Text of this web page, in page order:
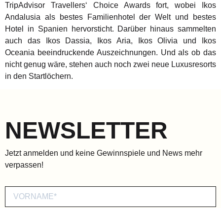
TripAdvisor Travellers‘ Choice Awards fort, wobei Ikos
Andalusia als bestes Familienhotel der Welt und bestes
Hotel in Spanien hervorsticht. Darüber hinaus sammelten
auch das Ikos Dassia, Ikos Aria, Ikos Olivia und Ikos
Oceania beeindruckende Auszeichnungen. Und als ob das
nicht genug wäre, stehen auch noch zwei neue Luxusresorts
in den Startlöchern.
NEWSLETTER
Jetzt anmelden und keine Gewinnspiele und News mehr
verpassen!